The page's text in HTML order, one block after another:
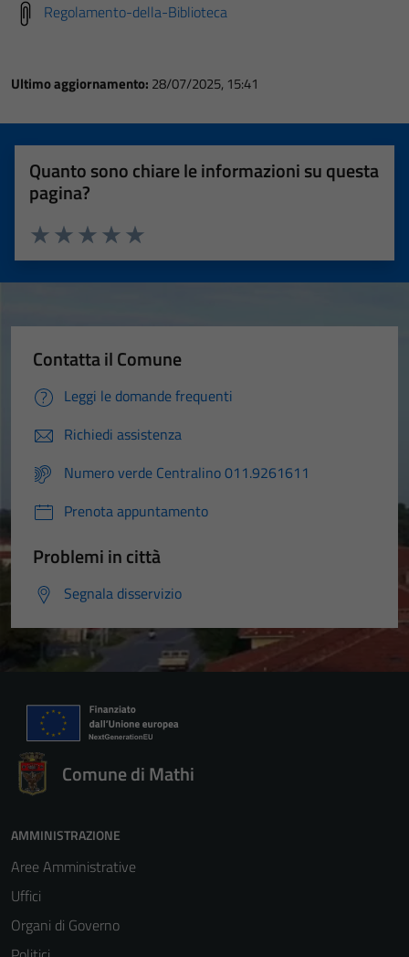
Regolamento-della-Biblioteca
Ultimo aggiornamento: 28/07/2025, 15:41
Quanto sono chiare le informazioni su questa
pagina?
Valuta 5 stelle su 5
Valuta 4 stelle su 5
Valuta 3 stelle su 5
Valuta 2 stelle su 5
Valuta 1 stelle su 5
Contatta il Comune
Leggi le domande frequenti
Richiedi assistenza
Numero verde Centralino 011.9261611
Prenota appuntamento
Problemi in città
Segnala disservizio
Comune di Mathi
AMMINISTRAZIONE
Aree Amministrative
Uffici
Organi di Governo